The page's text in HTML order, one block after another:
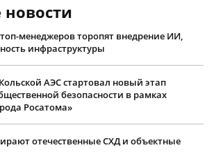
менеджеров торопят внедрение ИИ,
инфраструктуры
АЭС стартовал новый этап
безопасности в рамках
Росатома»
отечественные СХД и объектные